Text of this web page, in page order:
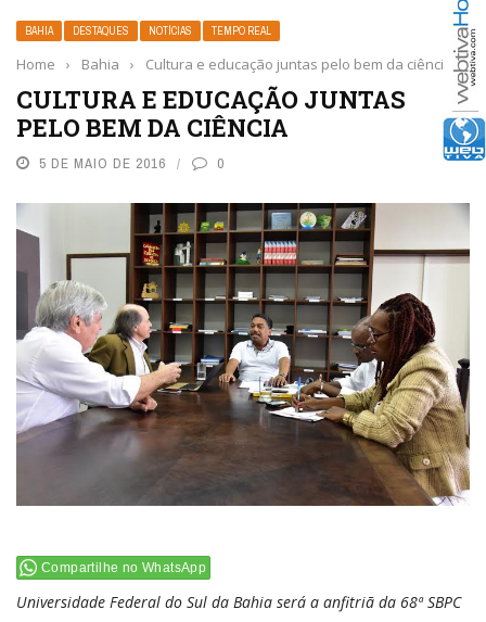
BAHIA DESTAQUES NOTÍCIAS TEMPO REAL
Home › Bahia › Cultura e educação juntas pelo bem da ciência
CULTURA E EDUCAÇÃO JUNTAS
PELO BEM DA CIÊNCIA
5 DE MAIO DE 2016 0
Compartilhe no WhatsApp
Universidade Federal do Sul da Bahia será a anfitriã da 68ª SBPC